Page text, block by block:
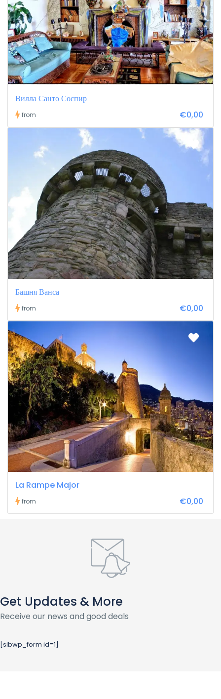
Вилла Санто Соспир
from €0,00
Башня Ванса
from €0,00
La Rampe Major
from €0,00
Get Updates & More
Receive our news and good deals
[sibwp_form id=1]